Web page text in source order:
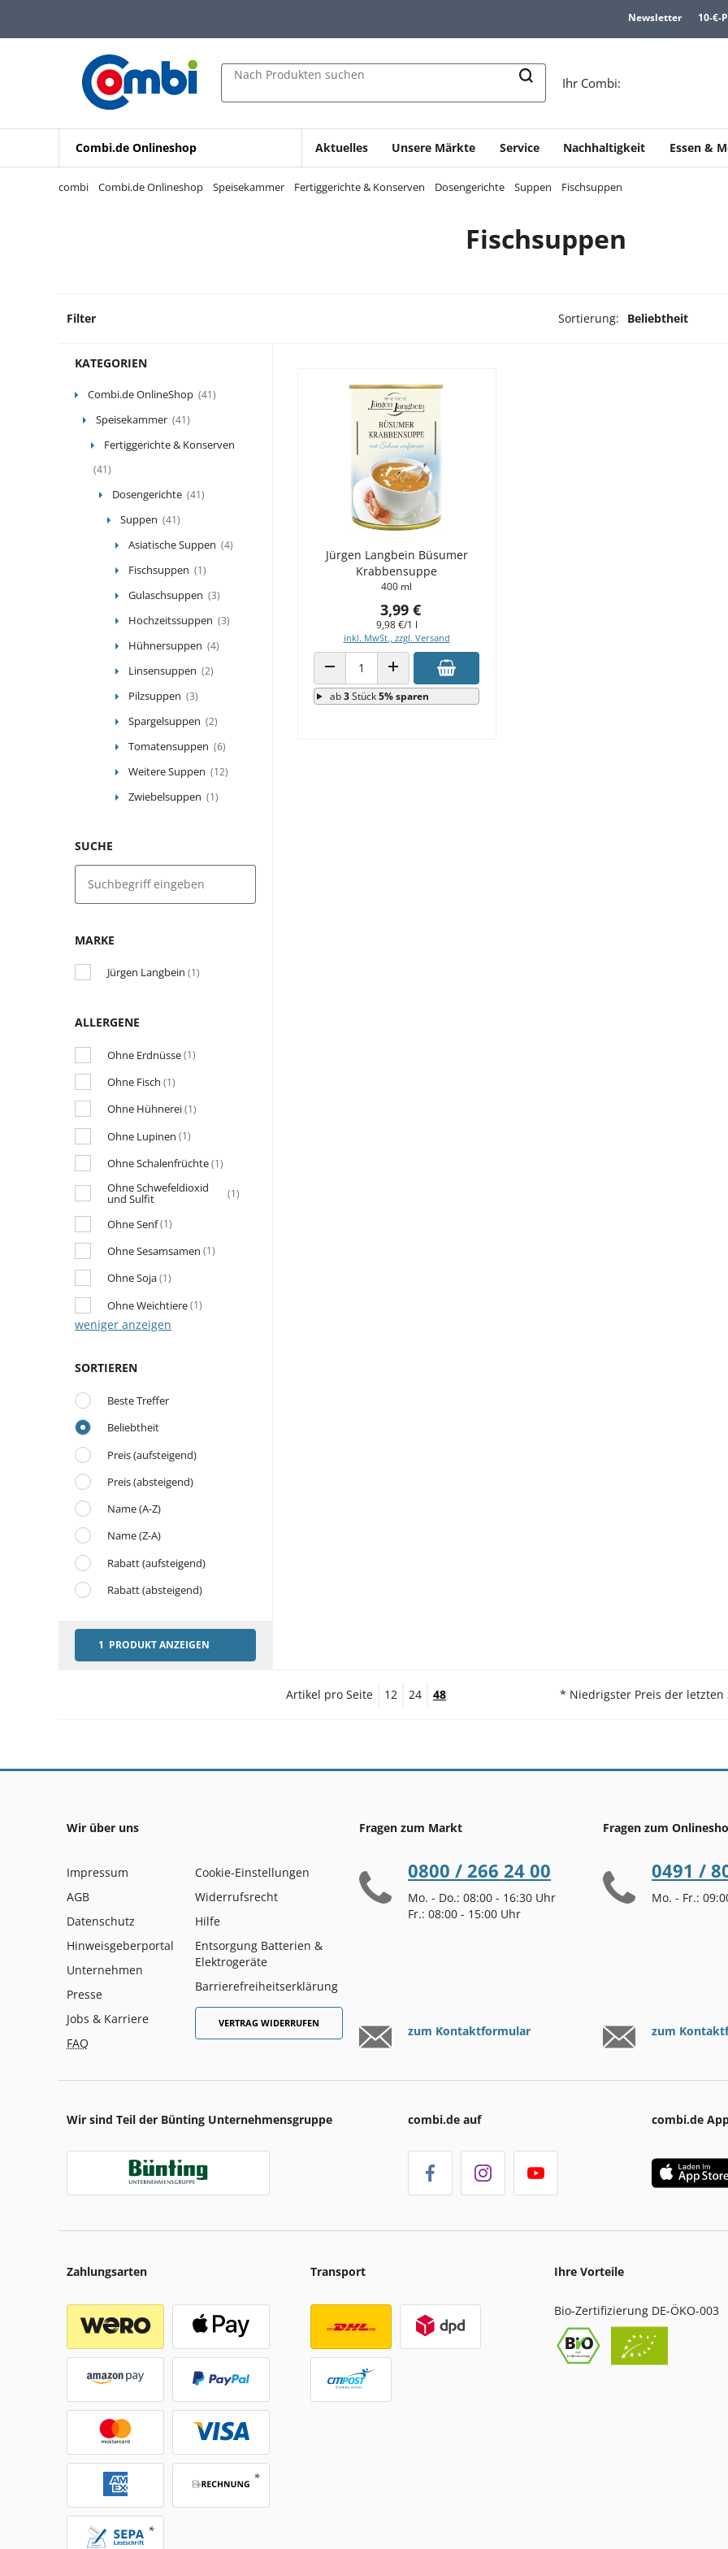
Zur Navigation springen
Zur Suche springen
Newsletter 10-€-
Nach Produkten suchen
Ihr Combi:
Combi.de Onlineshop Aktuelles Unsere Märkte Service Nachhaltigkeit Essen &
combi Combi.de Onlineshop Speisekammer Fertiggerichte & Konserven Dosengerichte Suppen Fischsuppen
Fischsuppen
Filter Sortierung: Beliebtheit
KATEGORIEN
Combi.de OnlineShop (41)
Speisekammer (41)
Fertiggerichte & Konserven
(41)
Dosengerichte (41)
Suppen (41)
Asiatische Suppen (4)
Fischsuppen (1)
Gulaschsuppen (3)
Hochzeitssuppen (3)
Hühnersuppen (4)
Linsensuppen (2)
Pilzsuppen (3)
Spargelsuppen (2)
Tomatensuppen (6)
Weitere Suppen (12)
Zwiebelsuppen (1)
SUCHE
MARKE
Jürgen Langbein (1)
ALLERGENE
Ohne Erdnüsse(1)
Ohne Fisch (1)
Ohne Hühnerei(1)
Ohne Lupinen (1)
Ohne Schalenfrüchte(1)
Ohne Schwefeldioxid
und Sulfit (1)
Ohne Senf(1)
Ohne Sesamsamen (1)
Ohne Soja(1)
Ohne Weichtiere(1)
weniger anzeigen
SORTIEREN
Beste Treffer
Beliebtheit
Preis (aufsteigend)
Preis (absteigend)
Name (A-Z)
Name (Z-A)
Rabatt (aufsteigend)
Rabatt (absteigend)
1 PRODUKT ANZEIGEN
Jürgen Langbein Büsumer
Krabbensuppe
400 ml
3,99 €
9,98 €/1 l
inkl. MwSt., zzgl. Versand
ANZAHL VERRINGERNANZAHL ERHÖHEN
ab3Stück5% sparen
Artikel pro Seite 12 24 48 * Niedrigster Preis der letzten
Wir über uns
Impressum
AGB
Datenschutz
Hinweisgeberportal
Unternehmen
Presse
Jobs & Karriere
FAQ
Cookie-Einstellungen
Widerrufsrecht
Hilfe
Entsorgung Batterien &
Elektrogeräte
Barrierefreiheitserklärung
VERTRAG WIDERRUFEN
Fragen zum Markt
0800 / 266 24 00
Mo. - Do.: 08:00 - 16:30 Uhr
Fr.: 08:00 - 15:00 Uhr
zum Kontaktformular
Fragen zum
0491 /
Mo. - Fr.:
zum
Wir sind Teil der Bünting Unternehmensgruppe combi.de auf combi.de
Zahlungsarten Transport Ihre Vorteile
Bio-Zertifizierung DE-ÖKO-003